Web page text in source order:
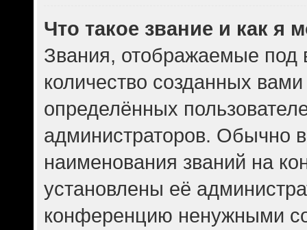
Что такое звание и как я
Звания, отображаемые
количество созданных
определённых
администраторов. Обычно
наименования званий на
установлены её
конференцию ненужными